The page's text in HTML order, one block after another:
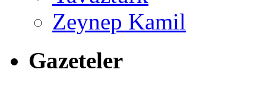
Zeynep Kamil
Gazeteler